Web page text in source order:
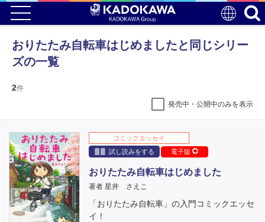
おりたたみ自転車はじめましたと同じシリー
ズの一覧
2件
発売中・公開中のみを表示
コミックエッセイ
試し読みをする
電子版
おりたたみ自転車はじめました
著者 星井 さえこ
「おりたたみ自転車」の入門コミックエッセ
イ！